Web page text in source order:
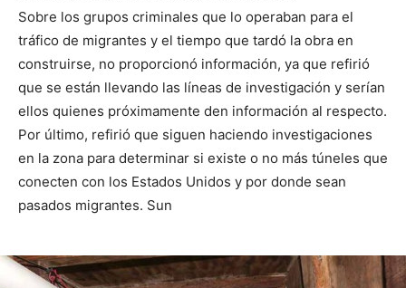
Sobre los grupos criminales que lo operaban para el
tráfico de migrantes y el tiempo que tardó la obra en
construirse, no proporcionó información, ya que refirió
que se están llevando las líneas de investigación y serían
ellos quienes próximamente den información al respecto.
Por último, refirió que siguen haciendo investigaciones
en la zona para determinar si existe o no más túneles que
conecten con los Estados Unidos y por donde sean
pasados migrantes. Sun